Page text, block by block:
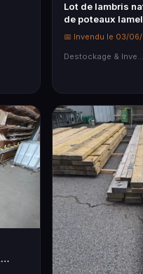
Lot de lambris
de poteaux
lam…
📅 Invendu le 03/
Destockage & Invendus